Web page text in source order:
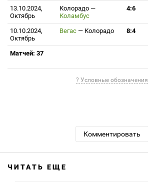
13.10.2024,
Октябрь
Колорадо —
Коламбус
4:6
10.10.2024,
Октябрь
Вегас — Колорадо 8:4
Матчей: 37
? Условные обозначения
Комментировать
ЧИТАТЬ ЕЩЕ